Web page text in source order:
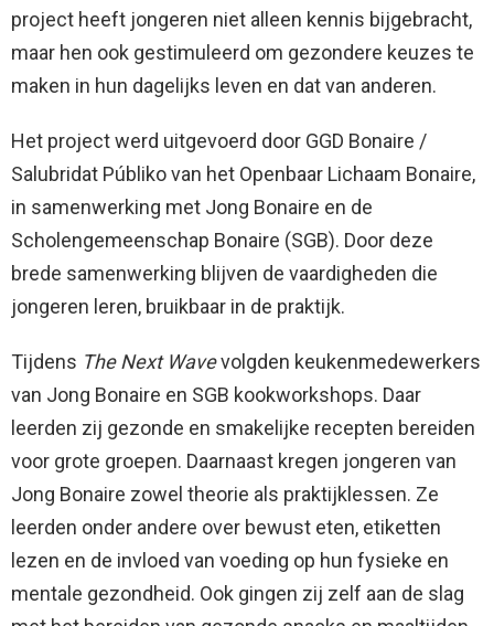
project heeft jongeren niet alleen kennis bijgebracht,
maar hen ook gestimuleerd om gezondere keuzes te
maken in hun dagelijks leven en dat van anderen.
Het project werd uitgevoerd door GGD Bonaire /
Salubridat Públiko van het Openbaar Lichaam Bonaire,
in samenwerking met Jong Bonaire en de
Scholengemeenschap Bonaire (SGB). Door deze
brede samenwerking blijven de vaardigheden die
jongeren leren, bruikbaar in de praktijk.
Tijdens The Next Wavevolgden keukenmedewerkers
van Jong Bonaire en SGB kookworkshops. Daar
leerden zij gezonde en smakelijke recepten bereiden
voor grote groepen. Daarnaast kregen jongeren van
Jong Bonaire zowel theorie als praktijklessen. Ze
leerden onder andere over bewust eten, etiketten
lezen en de invloed van voeding op hun fysieke en
mentale gezondheid. Ook gingen zij zelf aan de slag